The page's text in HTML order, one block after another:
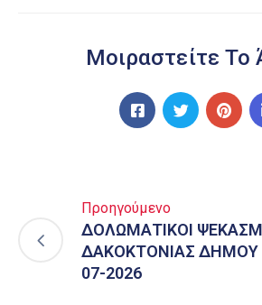
Μοιραστείτε Το
Προηγούμενο
ΔΟΛΩΜΑΤΙΚΟΙ
ΔΑΚΟΚΤΟΝΙΑΣ ΔΗΜΟΥ
07-2026